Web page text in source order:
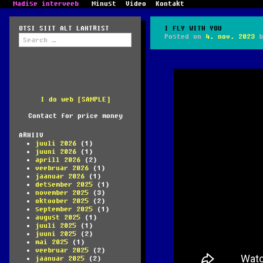
Madise interveeb Minust Video Kontakt
OTSI SIIT ALT LAHTRIST
Search
for:
I do web [SAMPLE]
Contact for price money
ARHIIV
juuli 2026 (1)
juuni 2026 (1)
aprill 2026 (2)
veebruar 2026 (1)
jaanuar 2026 (1)
detsember 2025 (1)
november 2025 (3)
oktoober 2025 (2)
september 2025 (1)
august 2025 (1)
juuli 2025 (1)
juuni 2025 (2)
mai 2025 (1)
veebruar 2025 (2)
jaanuar 2025 (2)
I FLY WITH YOU
Posted on 4. nov. 2023